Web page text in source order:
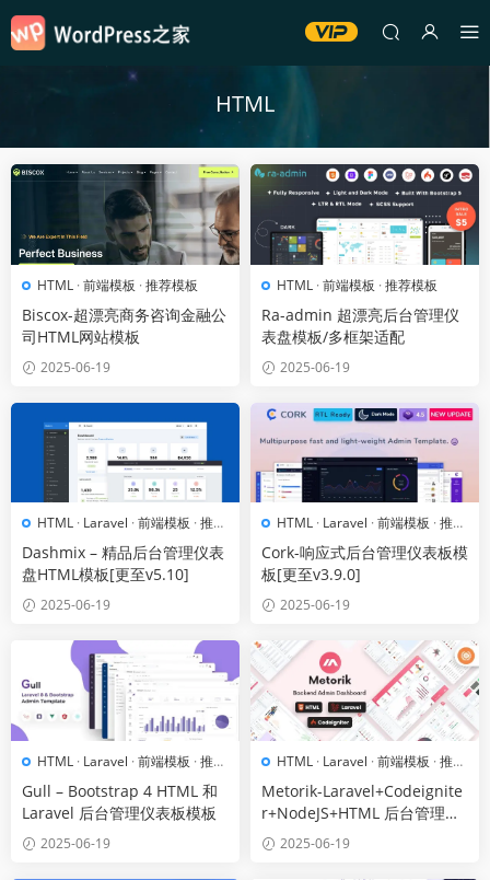
HTML
HTML ·前端模板 ·推荐模板
Biscox-超漂亮商务咨询金融公
司HTML网站模板
2025-06-19
HTML ·前端模板 ·推荐模板
Ra-admin 超漂亮后台管理仪
表盘模板/多框架适配
2025-06-19
HTML · Laravel ·前端模板 ·推荐
模板
Dashmix – 精品后台管理仪表
盘HTML模板[更至v5.10]
2025-06-19
HTML · Laravel ·前端模板 ·推荐
模板
Cork-响应式后台管理仪表板模
板[更至v3.9.0]
2025-06-19
HTML · Laravel ·前端模板 ·推荐
模板
Gull – Bootstrap 4 HTML 和
Laravel 后台管理仪表板模板
2025-06-19
HTML · Laravel ·前端模板 ·推荐
Metorik-Laravel+Codeignite
r+NodeJS+HTML 后台管理模
板[更至v2.0]
2025-06-19